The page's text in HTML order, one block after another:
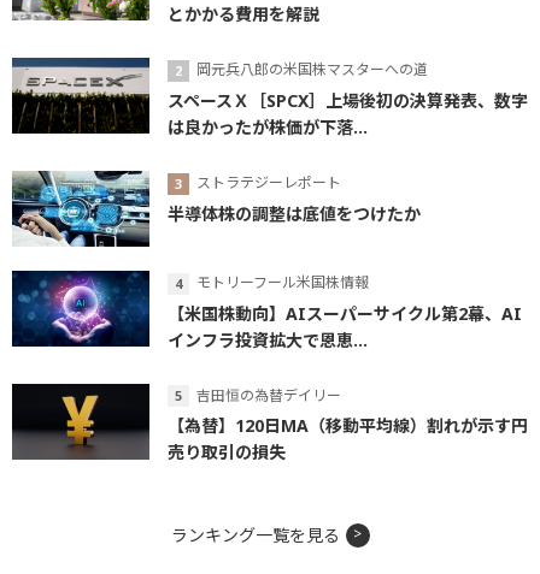
とかかる費用を解説
岡元兵八郎の米国株マスターへの道
スペースＸ［SPCX］上場後初の決算発表、数字
は良かったが株価が下落...
ストラテジーレポート
半導体株の調整は底値をつけたか
モトリーフール米国株情報
【米国株動向】AIスーパーサイクル第2幕、AI
インフラ投資拡大で恩恵...
吉田恒の為替デイリー
【為替】120日MA（移動平均線）割れが示す円
売り取引の損失
ランキング一覧を見る